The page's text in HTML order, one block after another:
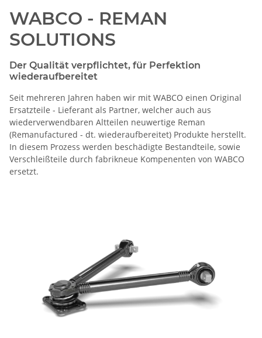
WABCO - REMAN
SOLUTIONS
Der Qualität verpflichtet, für Perfektion
wiederaufbereitet
Seit mehreren Jahren haben wir mit WABCO einen Original
Ersatzteile - Lieferant als Partner, welcher auch aus
wiederverwendbaren Altteilen neuwertige Reman
(Remanufactured - dt. wiederaufbereitet) Produkte herstellt.
In diesem Prozess werden beschädigte Bestandteile, sowie
Verschleißteile durch fabrikneue Kompenenten von WABCO
ersetzt.